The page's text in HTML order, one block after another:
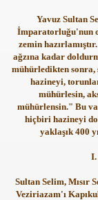
Yavuz Sultan
İmparatorluğu'nun
zemin
ağzına kadar
mühürledikten
hazineyi,
mühürlesin,
mühürlensin." Bu
hiçbiri hazineyi
yaklaşık 400
I.
Sultan Selim, Mısır
Veziriazam'ı